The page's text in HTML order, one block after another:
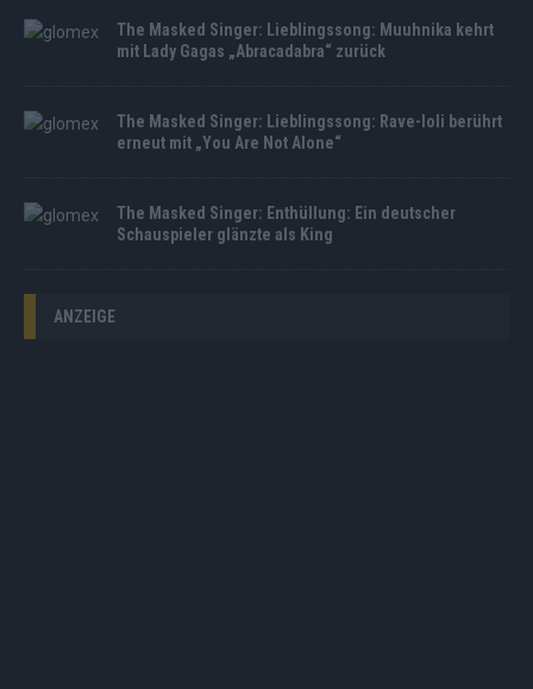
The Masked Singer: Lieblingssong: Muuhnika kehrt
mit Lady Gagas „Abracadabra“ zurück
The Masked Singer: Lieblingssong: Rave-Ioli berührt
erneut mit „You Are Not Alone“
The Masked Singer: Enthüllung: Ein deutscher
Schauspieler glänzte als King
ANZEIGE